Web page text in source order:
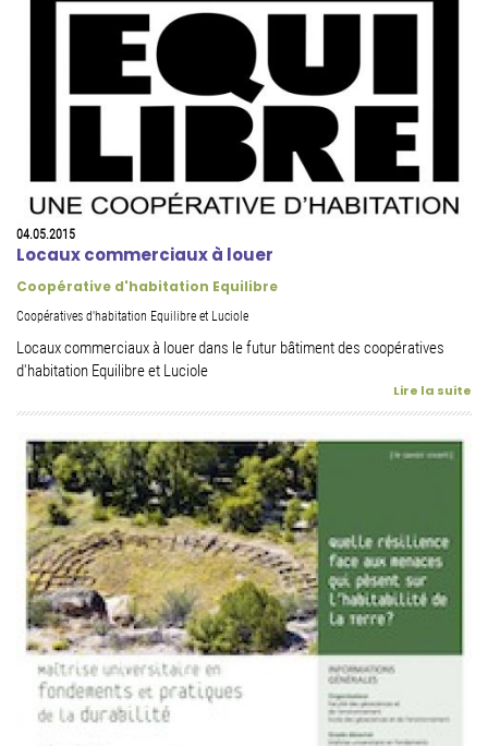
04.05.2015
Locaux commerciaux à louer
Coopérative d'habitation Equilibre
Coopératives d'habitation Equilibre et Luciole
Locaux commerciaux à louer dans le futur bâtiment des coopératives
d'habitation Equilibre et Luciole
Lire la suite